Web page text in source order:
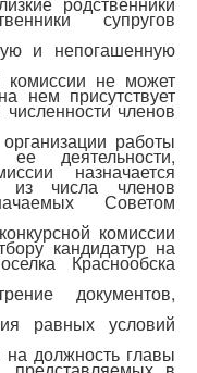
супругов
и непогашенную
комиссии не может
нем присутствует
членов
работы
деятельности,
назначается
из числа членов
Советом
комиссии
кандидатур на
Краснообска
документов,
равных условий
на должность главы